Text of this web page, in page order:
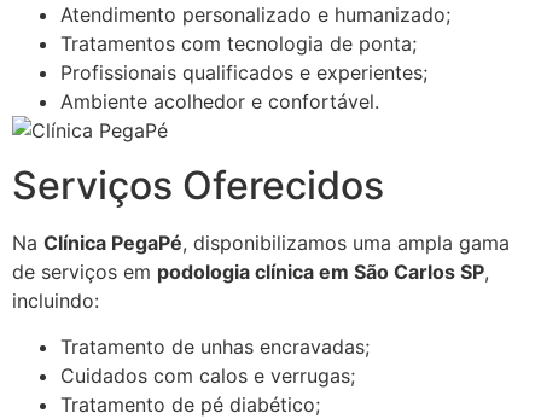
Atendimento personalizado e humanizado;
Tratamentos com tecnologia de ponta;
Profissionais qualificados e experientes;
Ambiente acolhedor e confortável.
Serviços Oferecidos
Na Clínica PegaPé, disponibilizamos uma ampla gama
de serviços em podologia clínica em São Carlos SP,
incluindo:
Tratamento de unhas encravadas;
Cuidados com calos e verrugas;
Tratamento de pé diabético;